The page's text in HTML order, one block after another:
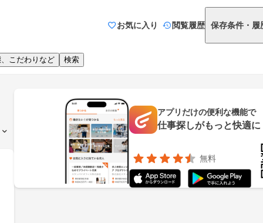
お気に入り 閲覧履歴 保存条件・履
こだわりなど 検索
アプリだけの便利な機能で
仕事探しがもっと快適に
無料